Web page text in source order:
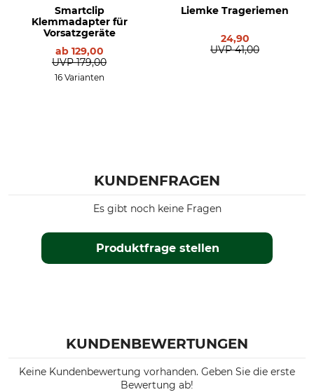
Smartclip
Klemmadapter für
Vorsatzgeräte
ab 129,00
UVP 179,00
16 Varianten
Liemke Trageriemen
24,90
UVP 41,00
KUNDENFRAGEN
Produktfrage stellen
Es gibt noch keine Fragen
KUNDENBEWERTUNGEN
Keine Kundenbewertung vorhanden. Geben Sie die erste
Bewertung ab!